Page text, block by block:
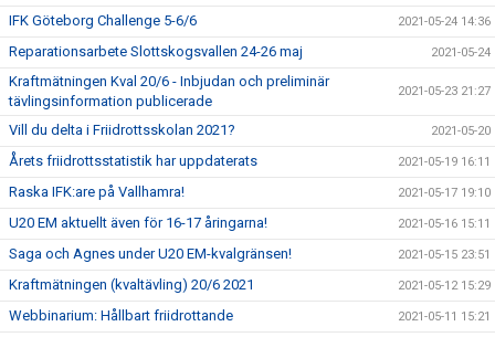
IFK Göteborg Challenge 5-6/6 2021-05-24 14:36
Reparationsarbete Slottskogsvallen 24-26 maj 2021-05-24
Kraftmätningen Kval 20/6 - Inbjudan och preliminär
tävlingsinformation publicerade
2021-05-23 21:27
Vill du delta i Friidrottsskolan 2021? 2021-05-20
Årets friidrottsstatistik har uppdaterats 2021-05-19 16:11
Raska IFK:are på Vallhamra! 2021-05-17 19:10
U20 EM aktuellt även för 16-17 åringarna! 2021-05-16 15:11
Saga och Agnes under U20 EM-kvalgränsen! 2021-05-15 23:51
Kraftmätningen (kvaltävling) 20/6 2021 2021-05-12 15:29
Webbinarium: Hållbart friidrottande 2021-05-11 15:21